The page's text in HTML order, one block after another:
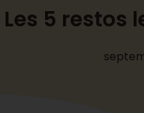
Les 5 restos